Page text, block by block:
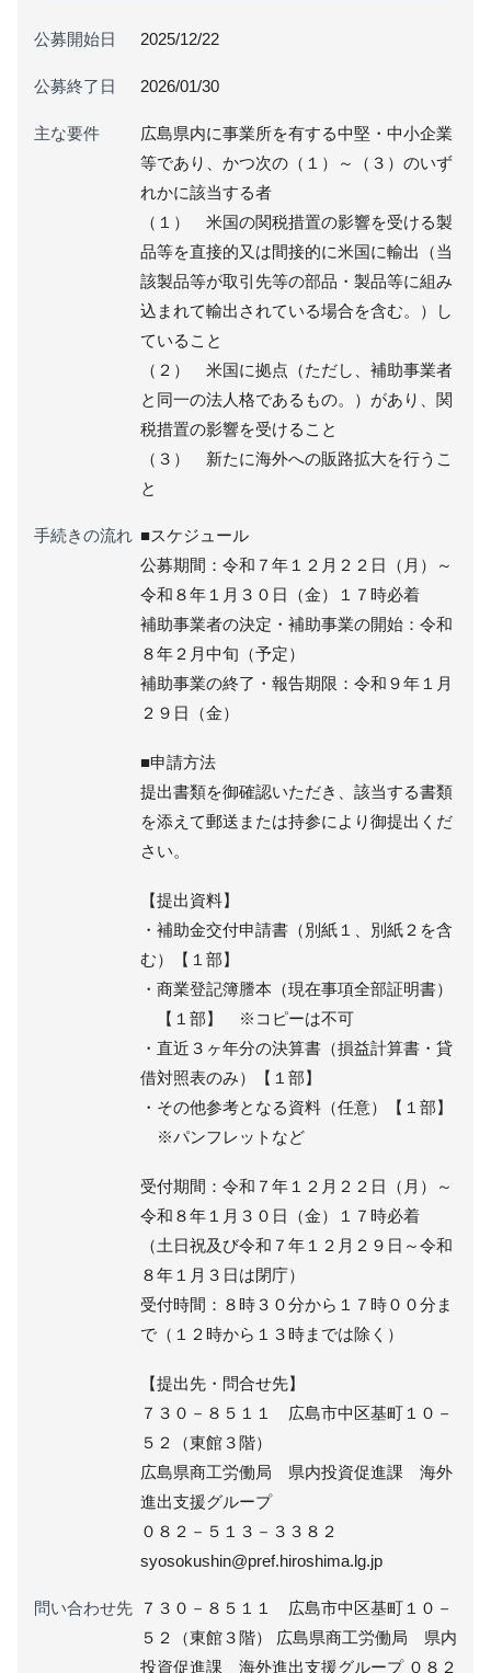
公募開始日 2025/12/22
公募終了日 2026/01/30
主な要件
広島県内に事業所を有する中堅・中小企業
等であり、かつ次の（１）～（３）のいず
れかに該当する者
（１） 米国の関税措置の影響を受ける製
品等を直接的又は間接的に米国に輸出（当
該製品等が取引先等の部品・製品等に組み
込まれて輸出されている場合を含む。）し
ていること
（２） 米国に拠点（ただし、補助事業者
と同一の法人格であるもの。）があり、関
税措置の影響を受けること
（３） 新たに海外への販路拡大を行うこ
と
手続きの流れ ■スケジュール
公募期間：令和７年１２月２２日（月）～
令和８年１月３０日（金）１７時必着
補助事業者の決定・補助事業の開始：令和
８年２月中旬（予定）
補助事業の終了・報告期限：令和９年１月
２９日（金）
■申請方法
提出書類を御確認いただき、該当する書類
を添えて郵送または持参により御提出くだ
さい。
【提出資料】
・補助金交付申請書（別紙１、別紙２を含
む）【１部】
・商業登記簿謄本（現在事項全部証明書）
【１部】 ※コピーは不可
・直近３ヶ年分の決算書（損益計算書・貸
借対照表のみ）【１部】
・その他参考となる資料（任意）【１部】
※パンフレットなど
受付期間：令和７年１２月２２日（月）～
令和８年１月３０日（金）１７時必着
（土日祝及び令和７年１２月２９日～令和
８年１月３日は閉庁）
受付時間：８時３０分から１７時００分ま
で（１２時から１３時までは除く）
【提出先・問合せ先】
７３０－８５１１ 広島市中区基町１０－
５２（東館３階）
広島県商工労働局 県内投資促進課 海外
進出支援グループ
０８２－５１３－３３８２
syosokushin@pref.hiroshima.lg.jp
問い合わせ先
７３０－８５１１ 広島市中区基町１０－
５２（東館３階） 広島県商工労働局 県内
投資促進課 海外進出支援グループ ０８２